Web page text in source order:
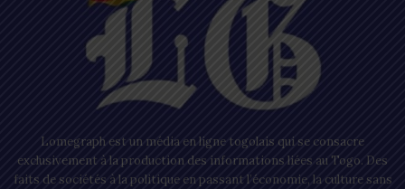
Lomegraph est un média en ligne togolais qui se consacre
exclusivement à la production des informations liées au Togo. Des
faits de sociétés à la politique en passant l’économie, la culture sans